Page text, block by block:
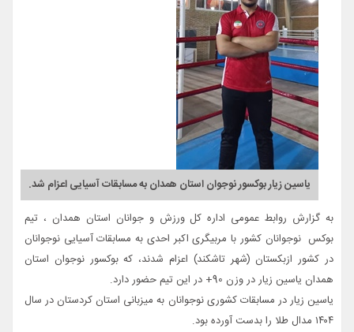
یاسین زیار بوکسور نوجوان استان همدان به مسابقات آسیایی اعزام شد.
به گزارش روابط عمومی اداره کل ورزش و جوانان استان همدان ، تیم
بوکس نوجوانان کشور با مربیگری اکبر احدی به مسابقات آسیایی نوجوانان
در کشور ازبکستان (شهر تاشکند) اعزام شدند، که بوکسور نوجوان استان
همدان یاسین زیار در وزن 90+ در این تیم حضور دارد.
یاسین زیار در مسابقات کشوری نوجوانان به میزبانی استان کردستان در سال
۱۴۰۴ مدال طلا را بدست آورده بود.